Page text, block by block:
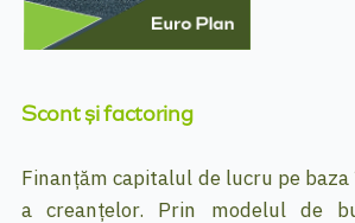
Scont și factoring
Finanțăm capitalul de lucru pe baza
a creanțelor. Prin modelul de